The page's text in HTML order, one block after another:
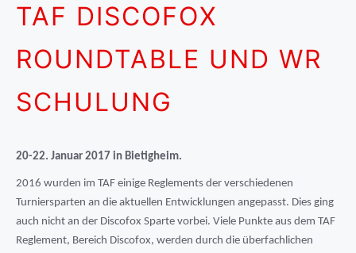
TAF DISCOFOX
ROUNDTABLE UND WR
SCHULUNG
20-22. Januar 2017 in Bietigheim.
2016 wurden im TAF einige Reglements der verschiedenen
Turniersparten an die aktuellen Entwicklungen angepasst. Dies ging
auch nicht an der Discofox Sparte vorbei. Viele Punkte aus dem TAF
Reglement, Bereich Discofox, werden durch die überfachlichen